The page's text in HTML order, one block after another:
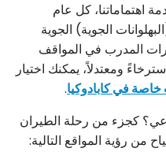
اهتماماتنا، كل عام
الجوية) الجوية
المدرب في المواقف
ومعتدلاً، يمكنك اختيار
في كابادوكيا.
كجزء من رحلة الطيران
من رؤية المواقع التالية: